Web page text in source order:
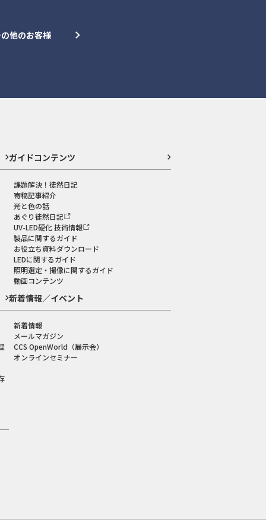
他のお客様
ガイドコンテンツ
課題解決！徒然日記
寄稿記事紹介
光と色の話
あぐり徒然日記
UV-LED硬化 技術情報
製品に関するガイド
お役立ち資料ダウンロード
LEDに関するガイド
照明選定・撮像に関するガイド
動画コンテンツ
新着情報／イベント
新着情報
メールマガジン
CCS OpenWorld（展示会）
オンラインセミナー